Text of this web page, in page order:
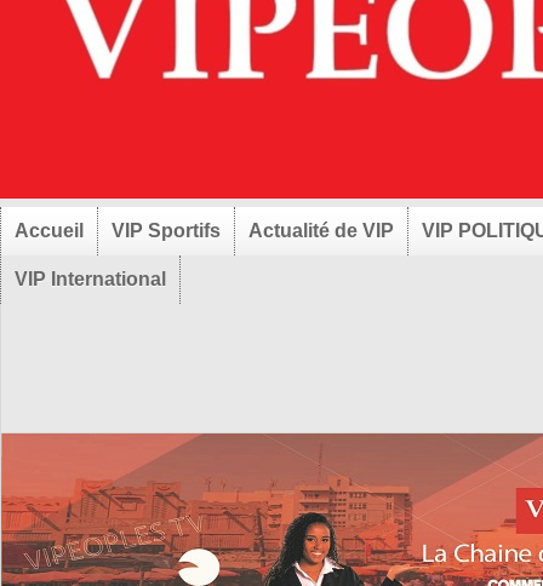
Accueil VIP Sportifs Actualité de VIP VIP
VIP International